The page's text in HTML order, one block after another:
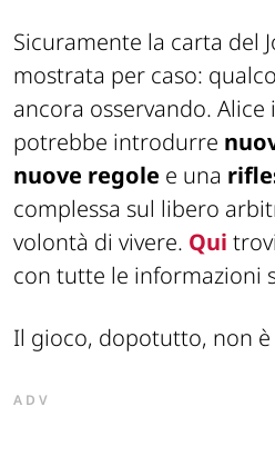
Sicuramente la carta del
mostrata per caso:
ancora osservando.
potrebbe introdurre
nuove regole e una
complessa sul libero
volontà di vivere. Qui
con tutte le informazioni
Il gioco, dopotutto, non
ADV